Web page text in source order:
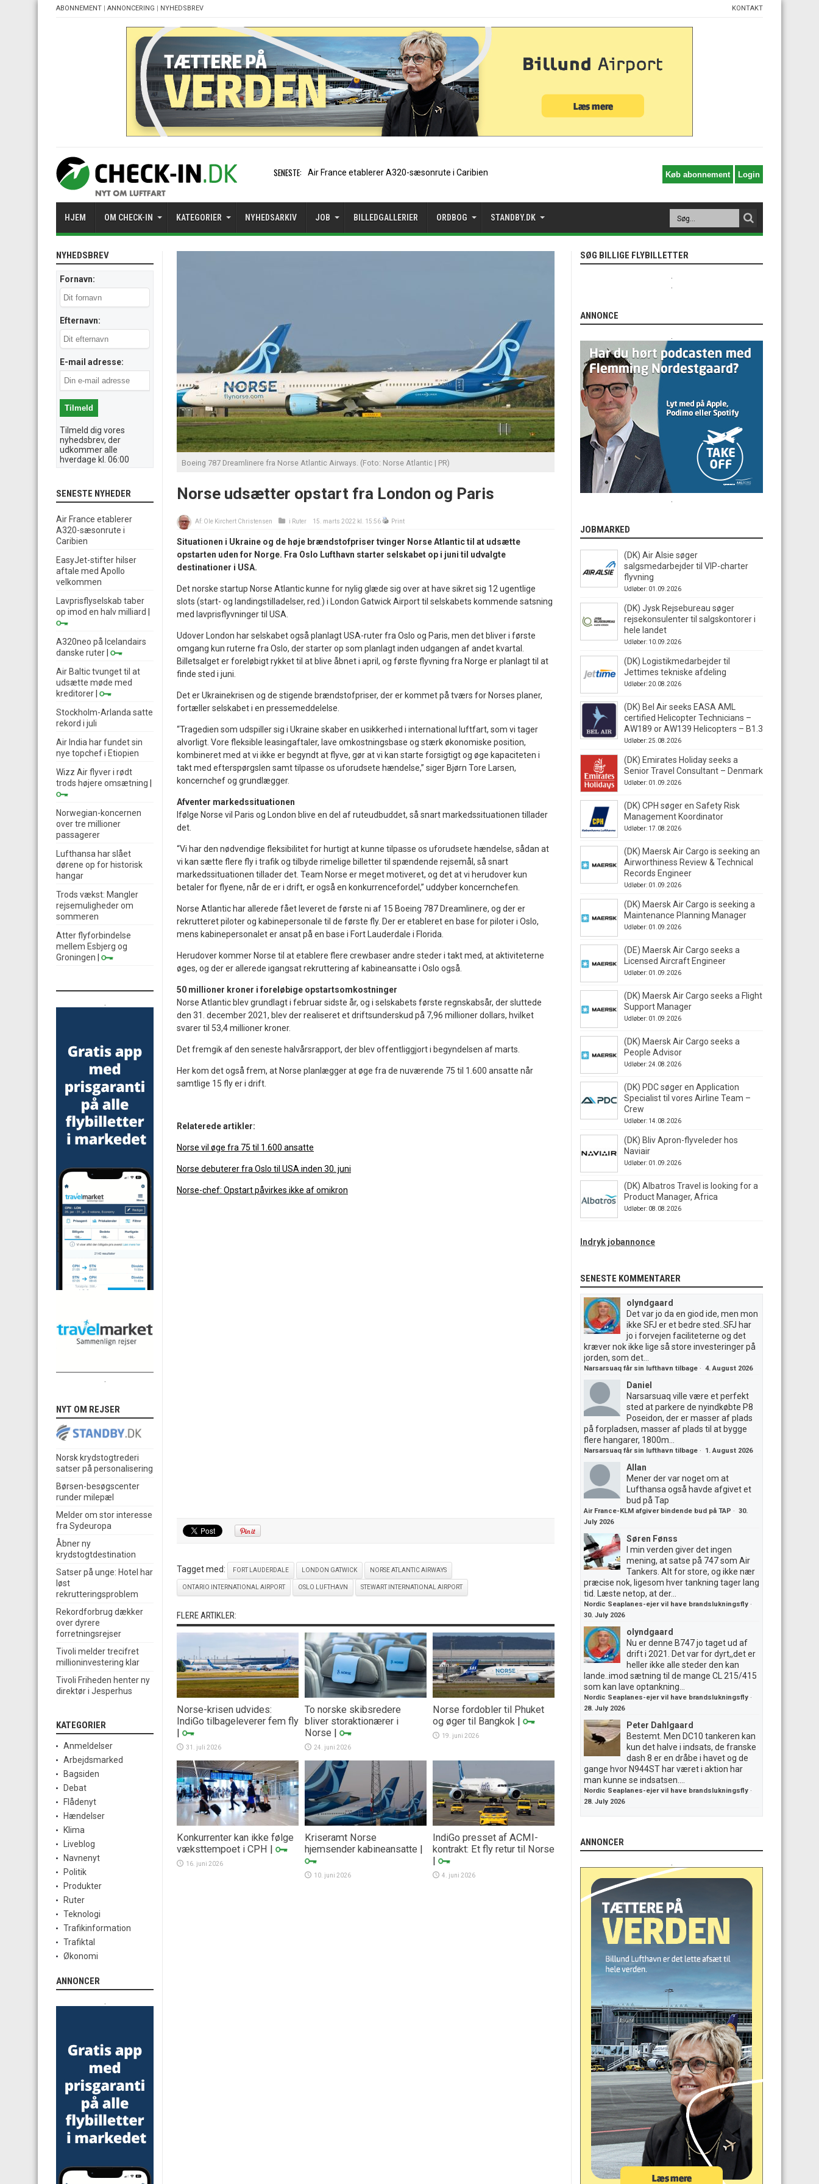
ABONNEMENT | ANNONCERING | NYHEDSBREV KONTAKT
SENESTE: EasyJet-stifter hilser aftale
HJEM OM CHECK-IN KATEGORIER NYHEDSARKIV JOB BILLEDGALLERIER ORDBOG STANDBY.DK
Boeing 787 Dreamlinere fra Norse Atlantic Airways. (Foto: Norse Atlantic | PR)
Norse udsætter opstart fra London og Paris
Af: Ole Kirchert Christensen i Ruter 15. marts 2022 kl. 15:56 Print
Situationen i Ukraine og de høje brændstofpriser tvinger Norse Atlantic til at udsætte
opstarten uden for Norge. Fra Oslo Lufthavn starter selskabet op i juni til udvalgte
destinationer i USA.
Det norske startup Norse Atlantic kunne for nylig glæde sig over at have sikret sig 12 ugentlige
slots (start- og landingstilladelser, red.) i London Gatwick Airport til selskabets kommende satsning
med lavprisflyvninger til USA.
Udover London har selskabet også planlagt USA-ruter fra Oslo og Paris, men det bliver i første
omgang kun ruterne fra Oslo, der starter op som planlagt inden udgangen af andet kvartal.
Billetsalget er foreløbigt rykket til at blive åbnet i april, og første flyvning fra Norge er planlagt til at
finde sted i juni.
Det er Ukrainekrisen og de stigende brændstofpriser, der er kommet på tværs for Norses planer,
fortæller selskabet i en pressemeddelelse.
“Tragedien som udspiller sig i Ukraine skaber en usikkerhed i international luftfart, som vi tager
alvorligt. Vore fleksible leasingaftaler, lave omkostningsbase og stærk økonomiske position,
kombineret med at vi ikke er begyndt at flyve, gør at vi kan starte forsigtigt og øge kapaciteten i
takt med efterspørgslen samt tilpasse os uforudsete hændelse,” siger Bjørn Tore Larsen,
koncernchef og grundlægger.
Afventer markedssituationen
Ifølge Norse vil Paris og London blive en del af ruteudbuddet, så snart markedssituationen tillader
det.
“Vi har den nødvendige fleksibilitet for hurtigt at kunne tilpasse os uforudsete hændelse, sådan at
vi kan sætte flere fly i trafik og tilbyde rimelige billetter til spændende rejsemål, så snart
markedssituationen tillader det. Team Norse er meget motiveret, og det at vi herudover kun
betaler for flyene, når de er i drift, er også en konkurrencefordel,” uddyber koncernchefen.
Norse Atlantic har allerede fået leveret de første ni af 15 Boeing 787 Dreamlinere, og der er
rekrutteret piloter og kabinepersonale til de første fly. Der er etableret en base for piloter i Oslo,
mens kabinepersonalet er ansat på en base i Fort Lauderdale i Florida.
Herudover kommer Norse til at etablere flere crewbaser andre steder i takt med, at aktiviteterne
øges, og der er allerede igangsat rekruttering af kabineansatte i Oslo også.
50 millioner kroner i foreløbige opstartsomkostninger
Norse Atlantic blev grundlagt i februar sidste år, og i selskabets første regnskabsår, der sluttede
den 31. december 2021, blev der realiseret et driftsunderskud på 7,96 millioner dollars, hvilket
svarer til 53,4 millioner kroner.
Det fremgik af den seneste halvårsrapport, der blev offentliggjort i begyndelsen af marts.
Her kom det også frem, at Norse planlægger at øge fra de nuværende 75 til 1.600 ansatte når
samtlige 15 fly er i drift.
Relaterede artikler:
Norse vil øge fra 75 til 1.600 ansatte
Norse debuterer fra Oslo til USA inden 30. juni
Norse-chef: Opstart påvirkes ikke af omikron
Tagget med: FORT LAUDERDALE LONDON GATWICK NORSE ATLANTIC AIRWAYS
ONTARIO INTERNATIONAL AIRPORT OSLO LUFTHAVN STEWART INTERNATIONAL AIRPORT
FLERE ARTIKLER:
Norse-krisen udvides:
IndiGo tilbageleverer fem fly
|
31. juli 2026
To norske skibsredere
bliver storaktionærer i
Norse |
24. juni 2026
Norse fordobler til Phuket
og øger til Bangkok |
19. juni 2026
Konkurrenter kan ikke følge
væksttempoet i CPH |
16. juni 2026
Kriseramt Norse
hjemsender kabineansatte |
10. juni 2026
IndiGo presset af ACMI-
kontrakt: Et fly retur til Norse
|
4. juni 2026
NYHEDSBREV
Fornavn:
Efternavn:
E-mail adresse:
Tilmeld dig vores
nyhedsbrev, der
udkommer alle
hverdage kl. 06:00
SENESTE NYHEDER
Air France etablerer
A320-sæsonrute i
Caribien
EasyJet-stifter hilser
aftale med Apollo
velkommen
Lavprisflyselskab taber
op imod en halv milliard
A320neo på Icelandairs
danske ruter
Air Baltic tvunget til at
udsætte møde med
kreditorer
Stockholm-Arlanda satte
rekord i juli
Air India har fundet sin
nye topchef i Etiopien
Wizz Air flyver i rødt
trods højere omsætning
Norwegian-koncernen
over tre millioner
passagerer
Lufthansa har slået
dørene op for historisk
hangar
Trods vækst: Mangler
rejsemuligheder om
sommeren
Atter flyforbindelse
mellem Esbjerg og
Groningen
NYT OM REJSER
Norsk krydstogtrederi
satser på personalisering
Børsen-besøgscenter
runder milepæl
Melder om stor interesse
fra Sydeuropa
Åbner ny
krydstogtdestination
Satser på unge: Hotel har
løst
rekrutteringsproblem
Rekordforbrug dækker
over dyrere
forretningsrejser
Tivoli melder trecifret
millioninvestering klar
Tivoli Friheden henter ny
direktør i Jesperhus
KATEGORIER
Anmeldelser
Arbejdsmarked
Bagsiden
Debat
Flådenyt
Hændelser
Klima
Liveblog
Navnenyt
Politik
Produkter
Ruter
Teknologi
Trafikinformation
Trafiktal
Økonomi
ANNONCER
SØG BILLIGE FLYBILLETTER
ANNONCE
JOBMARKED
(DK) Air Alsie søger
salgsmedarbejder til VIP-charter
flyvning
Udløber: 01.09.2026
(DK) Jysk Rejsebureau søger
rejsekonsulenter til salgskontorer i
hele landet
Udløber: 10.09.2026
(DK) Logistikmedarbejder til
Jettimes tekniske afdeling
Udløber: 20.08.2026
(DK) Bel Air seeks EASA AML
certified Helicopter Technicians –
AW189 or AW139 Helicopters – B1.3
Udløber: 25.08.2026
(DK) Emirates Holiday seeks a
Senior Travel Consultant – Denmark
Udløber: 01.09.2026
(DK) CPH søger en Safety Risk
Management Koordinator
Udløber: 17.08.2026
(DK) Maersk Air Cargo is seeking an
Airworthiness Review & Technical
Records Engineer
Udløber: 01.09.2026
(DK) Maersk Air Cargo is seeking a
Maintenance Planning Manager
Udløber: 01.09.2026
(DE) Maersk Air Cargo seeks a
Licensed Aircraft Engineer
Udløber: 01.09.2026
(DK) Maersk Air Cargo seeks a Flight
Support Manager
Udløber: 01.09.2026
(DK) Maersk Air Cargo seeks a
People Advisor
Udløber: 24.08.2026
(DK) PDC søger en Application
Specialist til vores Airline Team –
Crew
Udløber: 14.08.2026
(DK) Bliv Apron-flyveleder hos
Naviair
Udløber: 01.09.2026
(DK) Albatros Travel is looking for a
Product Manager, Africa
Udløber: 08.08.2026
Indryk jobannonce
SENESTE KOMMENTARER
olyndgaard
Det var jo da en giod ide, men mon
ikke SFJ er et bedre sted..SFJ har
jo i forvejen faciliteterne og det
kræver nok ikke lige så store investeringer på
jorden, som det...
Narsarsuaq får sin lufthavn tilbage · 4. August 2026
Daniel
Narsarsuaq ville være et perfekt
sted at parkere de nyindkøbte P8
Poseidon, der er masser af plads
på forpladsen, masser af plads til at bygge
flere hangarer, 1800m...
Narsarsuaq får sin lufthavn tilbage · 1. August 2026
Allan
Mener der var noget om at
Lufthansa også havde afgivet et
bud på Tap
Air France-KLM afgiver bindende bud på TAP · 30.
July 2026
Søren Fønss
I min verden giver det ingen
mening, at satse på 747 som Air
Tankers. Alt for store, og ikke nær
præcise nok, ligesom hver tankning tager lang
tid. Læste netop, at der...
Nordic Seaplanes-ejer vil have brandslukningsfly ·
30. July 2026
olyndgaard
Nu er denne B747 jo taget ud af
drift i 2021. Det var for dyrt,,det er
heller ikke alle steder den kan
lande..imod sætning til de mange CL 215/415
som kan lave optankning...
Nordic Seaplanes-ejer vil have brandslukningsfly ·
28. July 2026
Peter Dahlgaard
Bestemt. Men DC10 tankeren kan
kun det halve i indsats, de franske
dash 8 er en dråbe i havet og de
gange hvor N944ST har været i aktion har
man kunne se indsatsen....
Nordic Seaplanes-ejer vil have brandslukningsfly ·
28. July 2026
ANNONCER